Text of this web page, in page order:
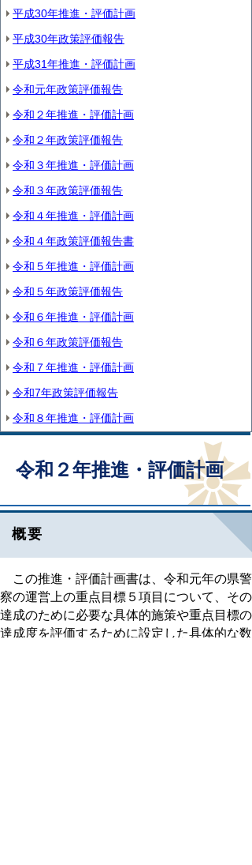
平成30年推進・評価計画
平成30年政策評価報告
平成31年推進・評価計画
令和元年政策評価報告
令和２年推進・評価計画
令和２年政策評価報告
令和３年推進・評価計画
令和３年政策評価報告
令和４年推進・評価計画
令和４年政策評価報告書
令和５年推進・評価計画
令和５年政策評価報告
令和６年推進・評価計画
令和６年政策評価報告
令和７年推進・評価計画
令和7年政策評価報告
令和８年推進・評価計画
令和２年推進・評価計画
概要
この推進・評価計画書は、令和元年の県警
察の運営上の重点目標５項目について、その
達成のために必要な具体的施策や重点目標の
達成度を評価するために設定した具体的な数